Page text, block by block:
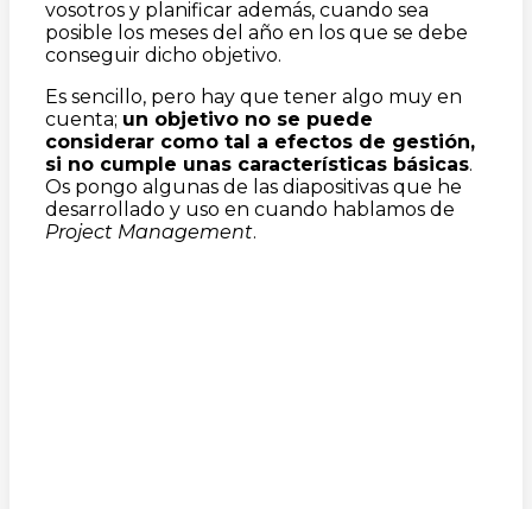
vosotros y planificar además, cuando sea
posible los meses del año en los que se debe
conseguir dicho objetivo.
Es sencillo, pero hay que tener algo muy en
cuenta; un objetivo no se puede
considerar como tal a efectos de gestión,
si no cumple unas características básicas.
Os pongo algunas de las diapositivas que he
desarrollado y uso en cuando hablamos de
Project Management.